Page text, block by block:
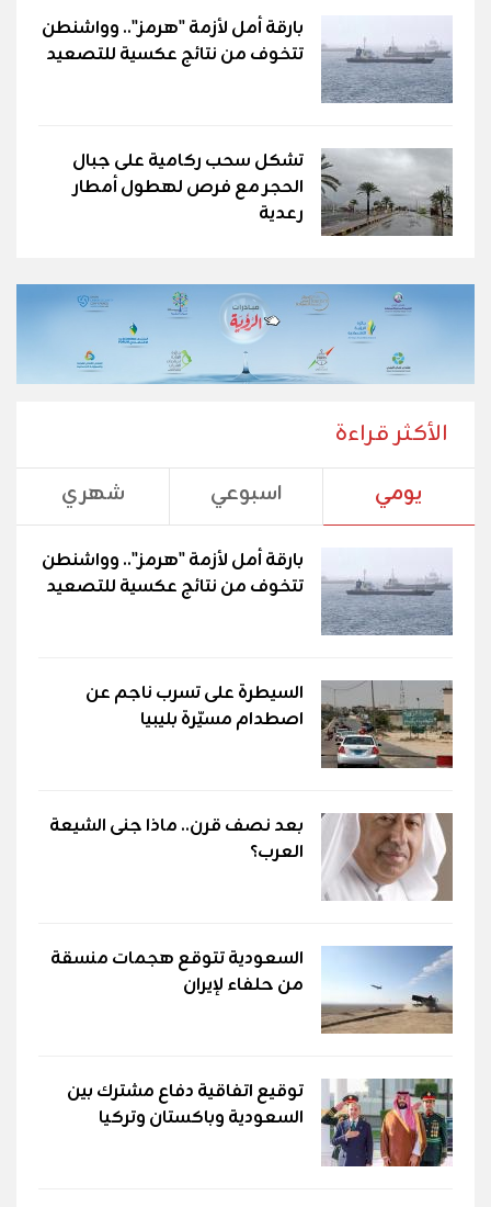
بارقة أمل لأزمة "هرمز".. وواشنطن
تتخوف من نتائج عكسية للتصعيد
تشكل سحب ركامية على جبال
الحجر مع فرص لهطول أمطار
رعدية
الأكثر قراءة
يومي اسبوعي شهري
بارقة أمل لأزمة "هرمز".. وواشنطن
تتخوف من نتائج عكسية للتصعيد
السيطرة على تسرب ناجم عن
اصطدام مسيّرة بليبيا
بعد نصف قرن.. ماذا جنى الشيعة
العرب؟
السعودية تتوقع هجمات منسقة
من حلفاء لإيران
توقيع اتفاقية دفاع مشترك بين
السعودية وباكستان وتركيا